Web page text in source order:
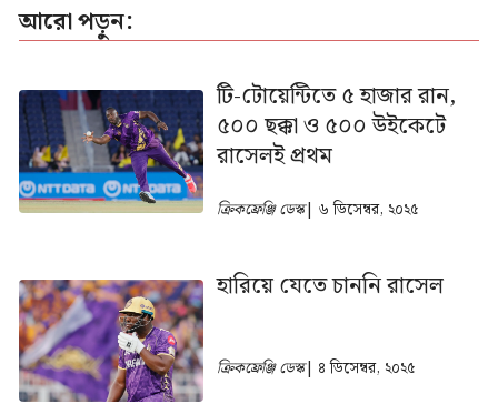
আরো পড়ুন:
টি-টোয়েন্টিতে ৫ হাজার রান,
৫০০ ছক্কা ও ৫০০ উইকেটে
রাসেলই প্রথম
ক্রিকফ্রেঞ্জি ডেস্ক| ৬ ডিসেম্বর, ২০২৫
হারিয়ে যেতে চাননি রাসেল
ক্রিকফ্রেঞ্জি ডেস্ক| ৪ ডিসেম্বর, ২০২৫